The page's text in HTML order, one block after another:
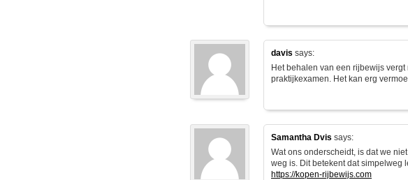
davis says:
Het behalen van een rijbewijs
praktijkexamen. Het kan erg
Samantha Dvis says:
Wat ons onderscheidt, is dat we
weg is. Dit betekent dat simpelweg
https://kopen-rijbewijs.com